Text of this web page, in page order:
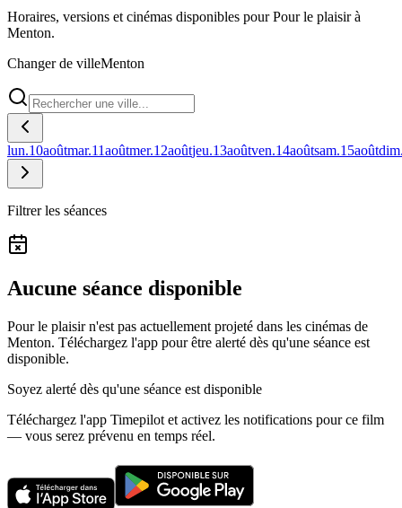
Horaires, versions et cinémas disponibles pour Pour le plaisir à
Menton.
Changer de villeMenton
lun.10aoûtmar.11aoûtmer.12aoûtjeu.13aoûtven.14aoûtsam.15août
Filtrer les séances
Aucune séance disponible
Pour le plaisir n'est pas actuellement projeté dans les cinémas de
Menton. Téléchargez l'app pour être alerté dès qu'une séance est
disponible.
Soyez alerté dès qu'une séance est disponible
Téléchargez l'app Timepilot et activez les notifications pour ce film
— vous serez prévenu en temps réel.